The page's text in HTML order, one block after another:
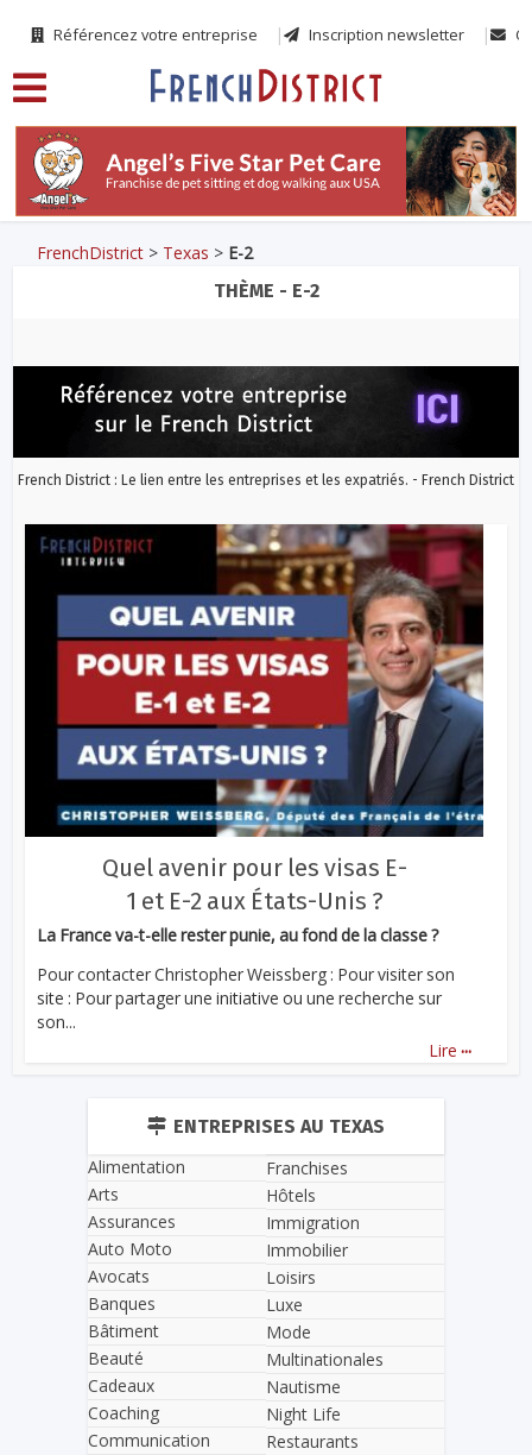
Référencez votre entreprise Inscription newsletter
FrenchDistrict > Texas > E-2
THÈME - E-2
French District : Le lien entre les entreprises et les expatriés. - French District
Quel avenir pour les visas E-
1 et E-2 aux États-Unis ?
La France va-t-elle rester punie, au fond de la classe ?
Pour contacter Christopher Weissberg : Pour visiter son
site : Pour partager une initiative ou une recherche sur
son...
Lire ...
ENTREPRISES AU TEXAS
Alimentation
Arts
Assurances
Auto Moto
Avocats
Banques
Bâtiment
Beauté
Cadeaux
Coaching
Communication
Franchises
Hôtels
Immigration
Immobilier
Loisirs
Luxe
Mode
Multinationales
Nautisme
Night Life
Restaurants